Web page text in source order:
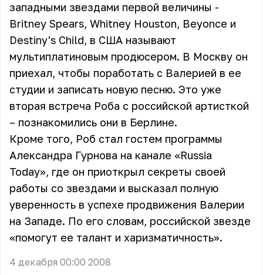
западными звездами первой величины -
Britney Spears, Whitney Houston, Beyonce и
Destiny's Child, в США называют
мультиплатиновым продюсером. В Москву он
приехал, чтобы поработать с Валерией в ее
студии и записать новую песню. Это уже
вторая встреча Роба с российской артисткой
– познакомились они в Берлине.
Кроме того, Роб стал гостем программы
Александра Гурнова на канале «Russia
Today», где он приоткрыл секреты своей
работы со звездами и высказал полную
уверенность в успехе продвижения Валерии
на Западе. По его словам, российской звезде
«помогут ее талант и харизматичность».
4 декабря 00:00 2008